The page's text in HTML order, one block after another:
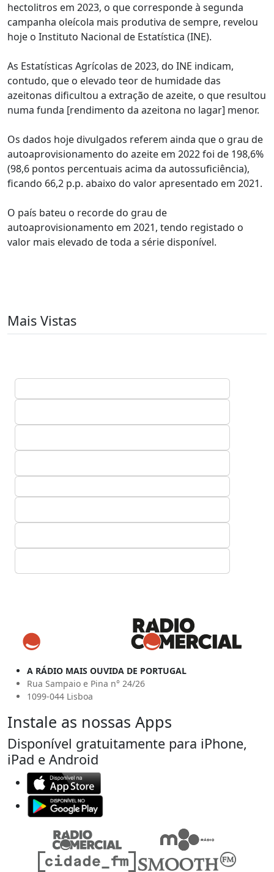
hectolitros em 2023, o que corresponde à segunda
campanha oleícola mais produtiva de sempre, revelou
hoje o Instituto Nacional de Estatística (INE).
As Estatísticas Agrícolas de 2023, do INE indicam,
contudo, que o elevado teor de humidade das
azeitonas dificultou a extração de azeite, o que resultou
numa funda [rendimento da azeitona no lagar] menor.
Os dados hoje divulgados referem ainda que o grau de
autoaprovisionamento do azeite em 2022 foi de 198,6%
(98,6 pontos percentuais acima da autossuficiência),
ficando 66,2 p.p. abaixo do valor apresentado em 2021.
O país bateu o recorde do grau de
autoaprovisionamento em 2021, tendo registado o
valor mais elevado de toda a série disponível.
Mais Vistas
A RÁDIO MAIS OUVIDA DE PORTUGAL
Rua Sampaio e Pina n° 24/26
1099-044 Lisboa
Instale as nossas Apps
Disponível gratuitamente para iPhone,
iPad e Android